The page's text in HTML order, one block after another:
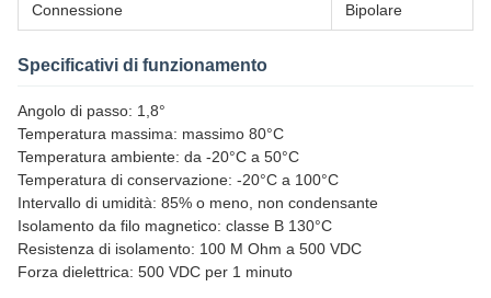
Connessione Bipolare
Specificativi di funzionamento
Angolo di passo: 1,8°
Temperatura massima: massimo 80°C
Temperatura ambiente: da -20°C a 50°C
Temperatura di conservazione: -20°C a 100°C
Intervallo di umidità: 85% o meno, non condensante
Isolamento da filo magnetico: classe B 130°C
Resistenza di isolamento: 100 M Ohm a 500 VDC
Forza dielettrica: 500 VDC per 1 minuto